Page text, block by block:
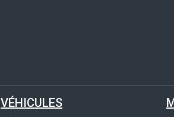
VÉHICULES